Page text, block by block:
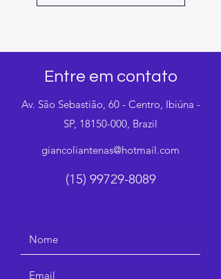
Entre em contato
Av. São Sebastião, 60 - Centro, Ibiúna -
SP, 18150-000, Brazil
giancoliantenas@hotmail.com
(15) 99729-8089